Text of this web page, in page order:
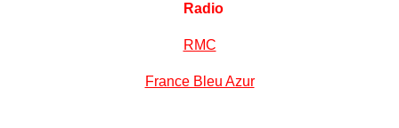
Radio
RMC
France Bleu Azur